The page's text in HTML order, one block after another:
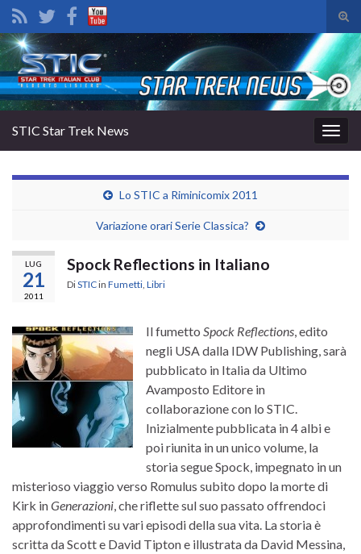
il
di
Search for:
la
STIC Star Trek News
Lo STIC a Riminicomix 2011
Variazione orari Serie Classica?
LUG
21
2011
Spock Reflections in Italiano
DiSTICin Fumetti Libri
Il fumetto Spock Reflections , edito
negli USA dalla IDW Publishing, sarà
pubblicato in Italia da Ultimo
Avamposto Editore in
collaborazione con lo STIC.
Inizialmente pubblicata in 4 albi e
poi riunita in un unico volume, la
storia segue Spock, impegnato in un
misterioso viaggio verso Romulus subito dopo la morte di
Kirk inGenerazioni , che riflette sul suo passato offrendoci
approfondimenti su vari episodi della sua vita. La storia è
scritta da Scott e David Tipton e illustrata da David Messina,